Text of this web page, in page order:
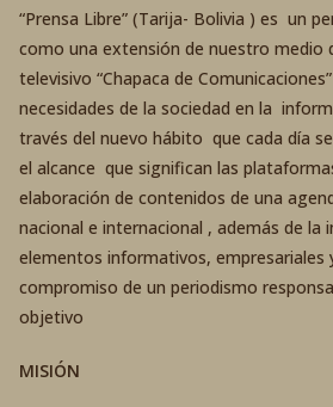
“Prensa Libre” (Tarija- Bolivia ) es un
como una extensión de nuestro medio
televisivo “Chapaca de
necesidades de la sociedad en la
través del nuevo hábito que cada día
el alcance que significan las
elaboración de contenidos de una
nacional e internacional , además de
elementos informativos, empresariales
compromiso de un periodismo
objetivo
MISIÓN